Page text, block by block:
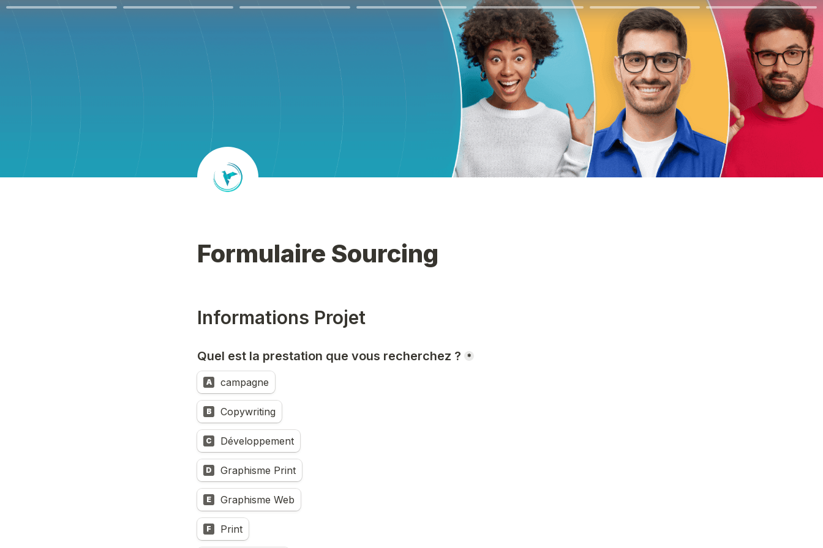
Formulaire Sourcing
Informations Projet
Quel est la prestation que vous recherchez ? *
A campagne
B Copywriting
C Développement
D Graphisme Print
E Graphisme Web
F Print